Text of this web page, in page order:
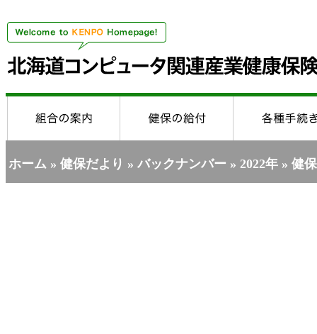
ホーム »健保だより »バックナンバー »2022年 » 健